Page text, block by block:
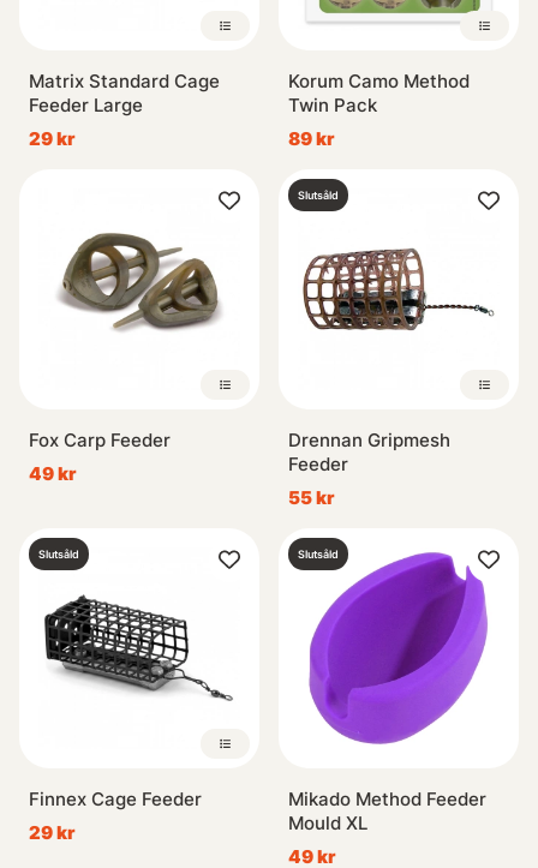
Matrix Standard Cage
Feeder Large
29 kr
Korum Camo Method
Twin Pack
89 kr
Fox Carp Feeder
49 kr
Slutsåld
Drennan Gripmesh
Feeder
55 kr
Slutsåld
Finnex Cage Feeder
29 kr
Slutsåld
Mikado Method Feeder
Mould XL
49 kr